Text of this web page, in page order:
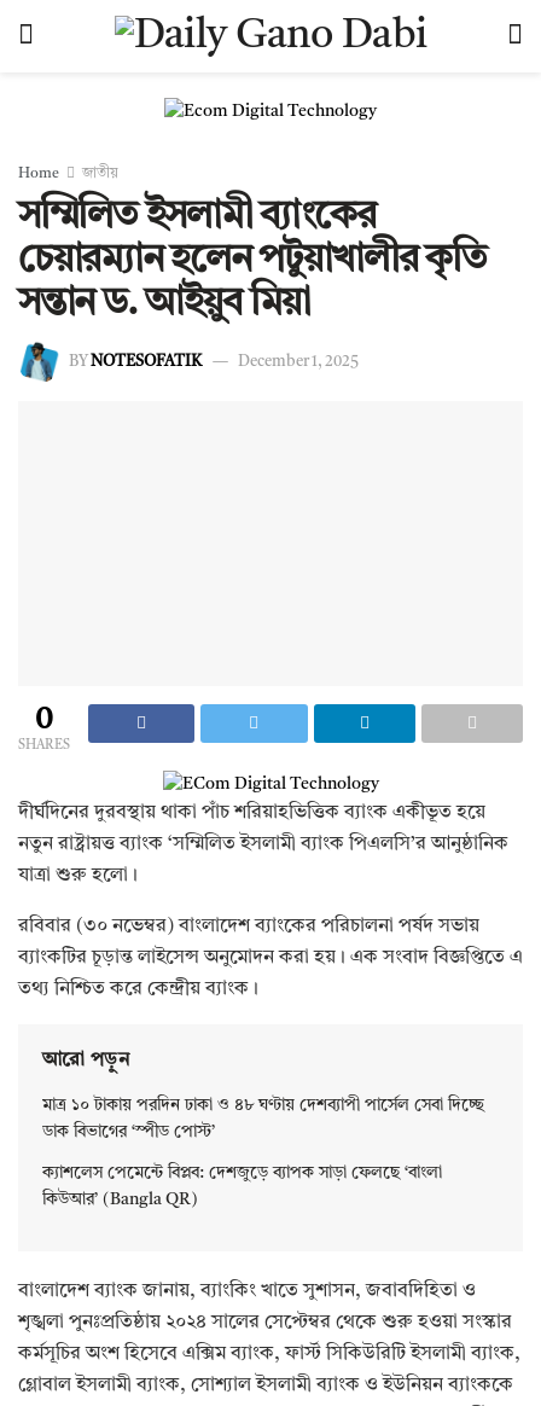
Home জাতীয়
সম্মিলিত ইসলামী ব্যাংকের
চেয়ারম্যান হলেন পটুয়াখালীর কৃতি
সন্তান ড. আইয়ুব মিয়া
BY NOTESOFATIK December 1, 2025
0
SHARES
দীর্ঘদিনের দুরবস্থায় থাকা পাঁচ শরিয়াহভিত্তিক ব্যাংক একীভূত হয়ে
নতুন রাষ্ট্রায়ত্ত ব্যাংক ‘সম্মিলিত ইসলামী ব্যাংক পিএলসি’র আনুষ্ঠানিক
যাত্রা শুরু হলো।
রবিবার (৩০ নভেম্বর) বাংলাদেশ ব্যাংকের পরিচালনা পর্ষদ সভায়
ব্যাংকটির চূড়ান্ত লাইসেন্স অনুমোদন করা হয়। এক সংবাদ বিজ্ঞপ্তিতে এ
তথ্য নিশ্চিত করে কেন্দ্রীয় ব্যাংক।
আরো পড়ুন
মাত্র ১০ টাকায় পরদিন ঢাকা ও ৪৮ ঘণ্টায় দেশব্যাপী পার্সেল সেবা দিচ্ছে
ডাক বিভাগের ‘স্পীড পোস্ট’
ক্যাশলেস পেমেন্টে বিপ্লব: দেশজুড়ে ব্যাপক সাড়া ফেলছে ‘বাংলা
কিউআর’ (Bangla QR)
বাংলাদেশ ব্যাংক জানায়, ব্যাংকিং খাতে সুশাসন, জবাবদিহিতা ও
শৃঙ্খলা পুনঃপ্রতিষ্ঠায় ২০২৪ সালের সেপ্টেম্বর থেকে শুরু হওয়া সংস্কার
কর্মসূচির অংশ হিসেবে এক্সিম ব্যাংক, ফার্স্ট সিকিউরিটি ইসলামী ব্যাংক,
গ্লোবাল ইসলামী ব্যাংক, সোশ্যাল ইসলামী ব্যাংক ও ইউনিয়ন ব্যাংককে